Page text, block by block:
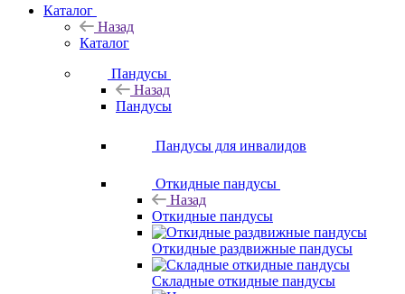
Каталог
Назад
Каталог
Пандусы
Назад
Пандусы
Пандусы для инвалидов
Откидные пандусы
Назад
Откидные пандусы
Откидные раздвижные пандусы
Складные откидные пандусы